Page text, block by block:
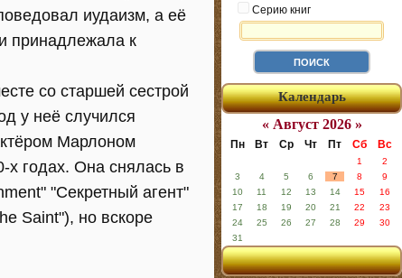
иудаизм, а её
принадлежала к
со старшей сестрой
у неё случился
Марлоном
х годах. Она снялась в
"Секретный агент"
Saint"), но вскоре
Серию книг
Календарь
« Август 2026 »
Пн Вт Ср Чт Пт Сб Вс
1
2
3
4 5 6 7 8
9
10
11 12 13 14 15
16
17
18 19 20 21 22
23
24
25 26 27 28 29
30
31